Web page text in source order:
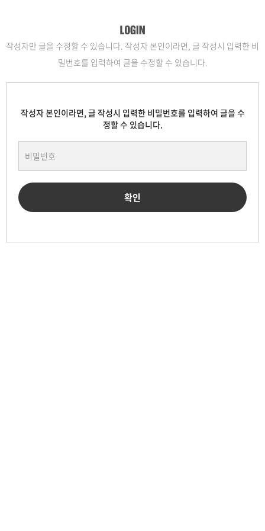
작성자만 글을 수정할 수 있습니다. 작성자 본인이라면, 글 작성시 입력한 비
밀번호를 입력하여 글을 수정할 수 있습니다.
작성자 본인이라면, 글 작성시 입력한 비밀번호를 입력하여 글을 수
정할 수 있습니다.
확인